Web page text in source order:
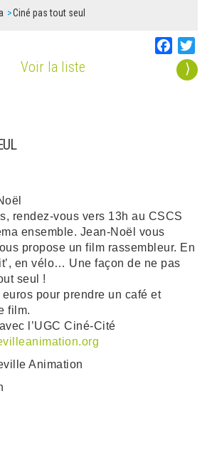
Ciné pas tout seul
Voir la liste ⟩
rendez-vous vers 13h au CSCS
ensemble. Jean-Noël vous
propose un film rassembleur. En
en vélo… Une façon de ne pas
seul !
pour prendre un café et
film.
l’UGC Ciné-Cité
Animation
COMMUNAL
DE SUBVENTION
MATERIEL
MANIFESTATION